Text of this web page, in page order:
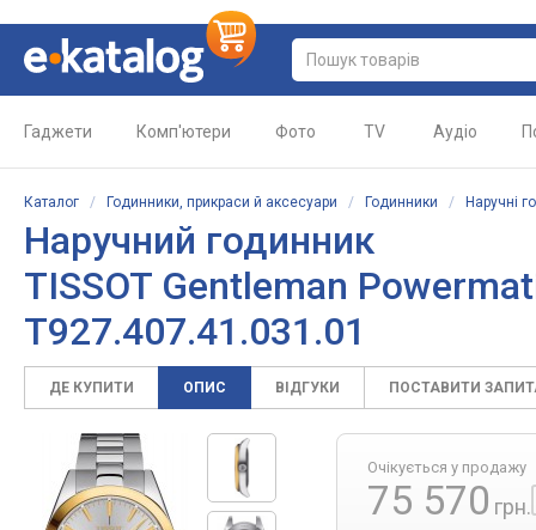
Гаджети Комп'ютери Фото TV Аудіо
Каталог / Годинники, прикраси й аксесуари / Годинники / Наручні
Наручний годинник
TISSOT Gentleman
T927.407.41.031.01
ДЕ КУПИТИ ОПИС ВІДГУКИ ПОСТАВИТИ
Очікується у продажу
75 570 грн.